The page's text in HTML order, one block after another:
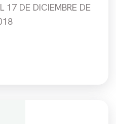
17 DE DICIEMBRE DE